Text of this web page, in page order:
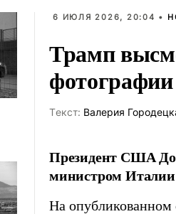
6 ИЮЛЯ 2026, 20:04 •
Трамп
фотографии
Tекст: Валерия
Президент США
министром
На опубликованном